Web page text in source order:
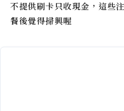
不提供刷卡只收現金，這些
餐後覺得掃興喔